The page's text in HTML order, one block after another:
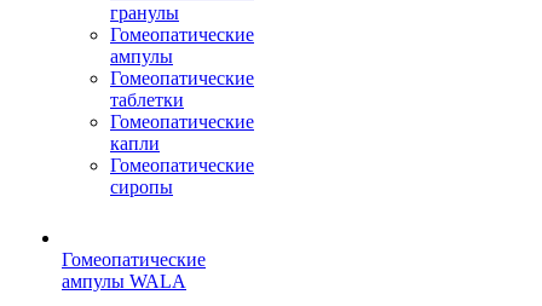
гранулы
Гомеопатические
ампулы
Гомеопатические
таблетки
Гомеопатические
капли
Гомеопатические
сиропы
Гомеопатические
ампулы WALA